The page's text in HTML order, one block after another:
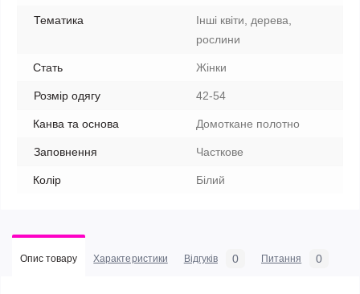
Тематика
Інші квіти, дерева,
рослини
Стать Жінки
Розмір одягу 42-54
Канва та основа Домоткане полотно
Заповнення Часткове
Колір Білий
Опис товару Характеристики Відгуків 0 Питання 0